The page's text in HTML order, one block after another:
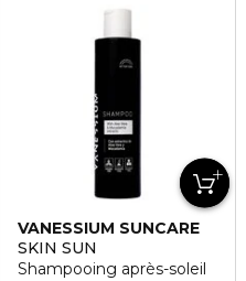
VANESSIUM SUNCARE
SKIN SUN
Shampooing après-soleil